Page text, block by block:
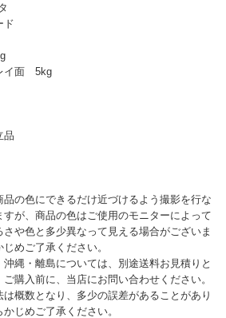
ド
イ面 5kg
品
の色にできるだけ近づけるよう撮影を行な
すが、商品の色はご使用のモニターによって
さや色と多少異なって見える場合がございま
めご了承ください。
縄・離島については、別途送料お見積りと
ご購入前に、当店にお問い合わせください。
概数となり、多少の誤差があることがあり
かじめご了承ください。